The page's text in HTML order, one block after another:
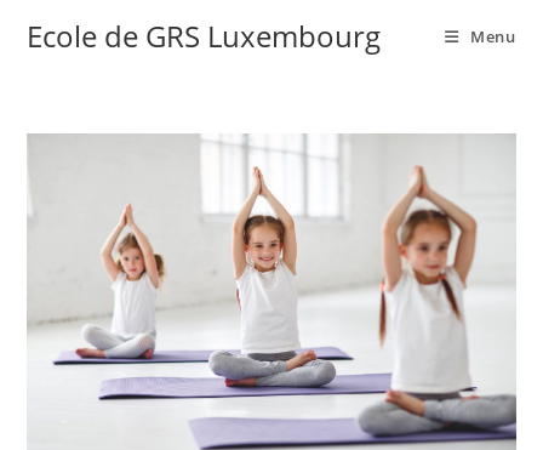
Ecole de GRS Luxembourg Menu